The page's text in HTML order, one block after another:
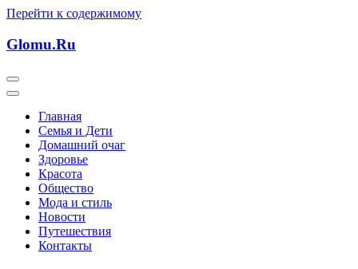
Перейти к содержимому
Glomu.Ru
Главная
Семья и Дети
Домашний очаг
Здоровье
Красота
Общество
Мода и стиль
Новости
Путешествия
Контакты